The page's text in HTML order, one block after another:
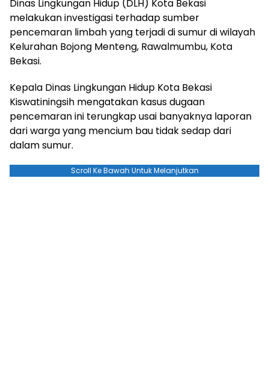
Dinas Lingkungan Hidup (DLH) Kota Bekasi
melakukan investigasi terhadap sumber
pencemaran limbah yang terjadi di sumur di wilayah
Kelurahan Bojong Menteng, Rawalmumbu, Kota
Bekasi.
Kepala Dinas Lingkungan Hidup Kota Bekasi
Kiswatiningsih mengatakan kasus dugaan
pencemaran ini terungkap usai banyaknya laporan
dari warga yang mencium bau tidak sedap dari
dalam sumur.
Scroll Ke Bawah Untuk Melanjutkan